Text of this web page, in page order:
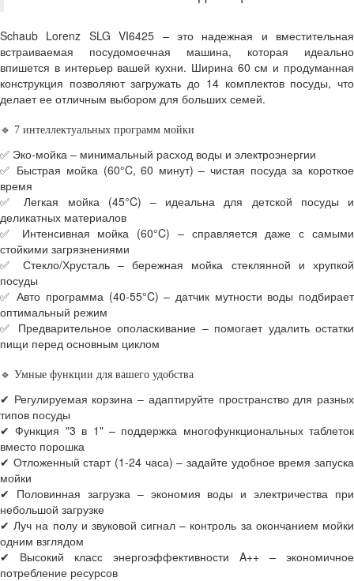
Schaub Lorenz SLG VI6425 – это надежная и вместительная
встраиваемая посудомоечная машина, которая идеально
впишется в интерьер вашей кухни. Ширина 60 см и продуманная
конструкция позволяют загружать до 14 комплектов посуды, что
делает ее отличным выбором для больших семей.
🔹 7 интеллектуальных программ мойки
✅ Эко-мойка – минимальный расход воды и электроэнергии
✅ Быстрая мойка (60°C, 60 минут) – чистая посуда за короткое
время
✅ Легкая мойка (45°C) – идеальна для детской посуды и
деликатных материалов
✅ Интенсивная мойка (60°C) – справляется даже с самыми
стойкими загрязнениями
✅ Стекло/Хрусталь – бережная мойка стеклянной и хрупкой
посуды
✅ Авто программа (40-55°C) – датчик мутности воды подбирает
оптимальный режим
✅ Предварительное ополаскивание – помогает удалить остатки
пищи перед основным циклом
🔹 Умные функции для вашего удобства
✔ Регулируемая корзина – адаптируйте пространство для разных
типов посуды
✔ Функция "3 в 1" – поддержка многофункциональных таблеток
вместо порошка
✔ Отложенный старт (1-24 часа) – задайте удобное время запуска
мойки
✔ Половинная загрузка – экономия воды и электричества при
небольшой загрузке
✔ Луч на полу и звуковой сигнал – контроль за окончанием мойки
одним взглядом
✔ Высокий класс энергоэффективности A++ – экономичное
потребление ресурсов